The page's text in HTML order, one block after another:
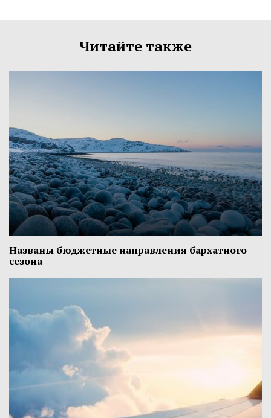
Читайте также
Названы бюджетные направления бархатного
сезона